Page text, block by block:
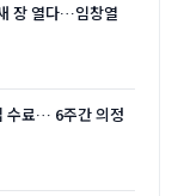
장 열다…임창열
수료… 6주간 의정